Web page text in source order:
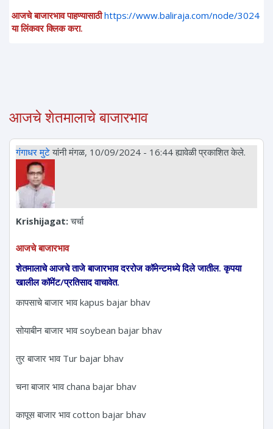
आजचे बाजारभाव पाहण्यासाठी https://www.baliraja.com/node/3024
या लिंकवर क्लिक करा.
आजचे शेतमालाचे बाजारभाव
गंगाधर मुटेयांनी मंगळ, 10/09/2024 - 16:44 ह्यावेळी प्रकाशित केले.
Krishijagat:चर्चा
आजचे बाजारभाव
शेतमालाचे आजचे ताजे बाजारभाव दररोज कॉमेन्टमध्ये दिले जातील. कृपया
खालील कॉमेंट/प्रतिसाद वाचावेत.
कापसाचे बाजार भाव kapus bajar bhav
सोयाबीन बाजार भाव soybean bajar bhav
तुर बाजार भाव Tur bajar bhav
चना बाजार भाव chana bajar bhav
कापूस बाजार भाव cotton bajar bhav